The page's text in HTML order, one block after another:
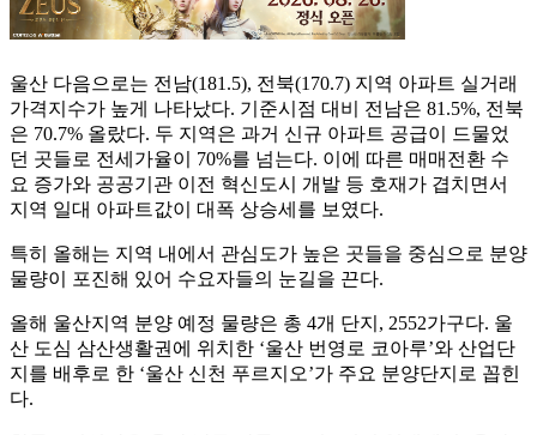
울산 다음으로는 전남(181.5), 전북(170.7) 지역 아파트 실거래
가격지수가 높게 나타났다. 기준시점 대비 전남은 81.5%, 전북
은 70.7% 올랐다. 두 지역은 과거 신규 아파트 공급이 드물었
던 곳들로 전세가율이 70%를 넘는다. 이에 따른 매매전환 수
요 증가와 공공기관 이전 혁신도시 개발 등 호재가 겹치면서
지역 일대 아파트값이 대폭 상승세를 보였다.
특히 올해는 지역 내에서 관심도가 높은 곳들을 중심으로 분양
물량이 포진해 있어 수요자들의 눈길을 끈다.
올해 울산지역 분양 예정 물량은 총 4개 단지, 2552가구다. 울
산 도심 삼산생활권에 위치한 ‘울산 번영로 코아루’와 산업단
지를 배후로 한 ‘울산 신천 푸르지오’가 주요 분양단지로 꼽힌
다.